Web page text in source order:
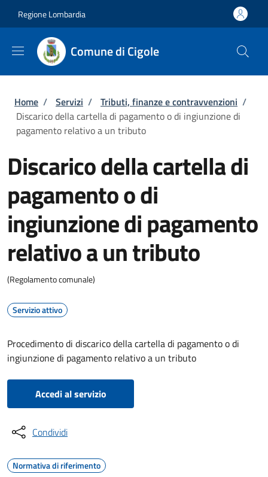
Regione Lombardia
Comune di Cigole
Briciole di pane
Home / Servizi / Tributi, finanze e contravvenzioni /
Discarico della cartella di pagamento o di ingiunzione di
pagamento relativo a un tributo
Discarico della cartella di
pagamento o di
ingiunzione di pagamento
relativo a un tributo
(Regolamento comunale)
Servizio attivo
Procedimento di discarico della cartella di pagamento o di
ingiunzione di pagamento relativo a un tributo
Accedi al servizio
Condividi
Normativa di riferimento